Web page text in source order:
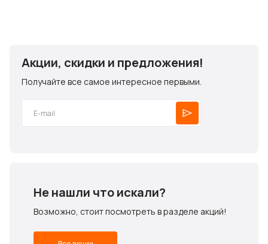
Акции, скидки и предложения!
Получайте все самое интересное первыми.
Не нашли что искали?
Возможно, стоит посмотреть в разделе акций!